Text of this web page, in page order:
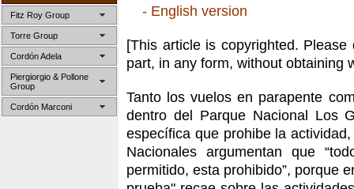
Fitz Roy Group
Torre Group
Cordón Adela
Piergiorgio & Pollone
Group
Cordón Marconi
- English version
[This article is copyrighted.
part, in any form, without obtaining
Tanto los vuelos en parapente
dentro del Parque Nacional Los
específica que prohibe la
Nacionales argumentan que
permitido, esta prohibido”, porque